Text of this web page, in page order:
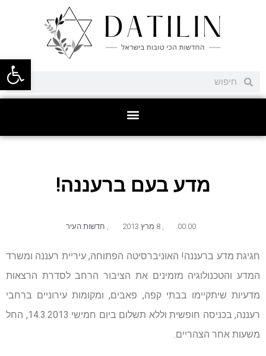
פתח
מדע בעם ברעננה!
00:00
, 8 מרץ 2013 , חדשות העיר
חגיגת מדע ברעננה! האוניברסיטה הפתוחה, עיריית רעננה ומשרד
המדע והטכנולוגיה מזמינים את הציבור הרחב לסדרת הרצאות
מדעיות שיתקיימו בבתי קפה, פאבים, ומקומות עירוניים ברחבי
רעננה, בכניסה חופשית וללא תשלום ביום חמישי 14.3.2013, החל
משעות אחר הצהריים.